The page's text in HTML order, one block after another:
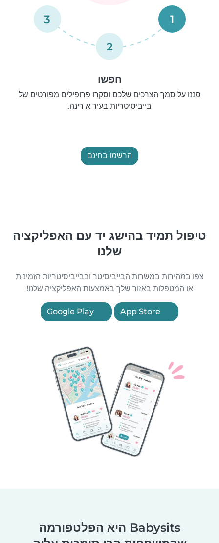
1
2
3
חפשו
סננו על סמך הצרכים שלכם וסקרו פרופילים מפורטים של
בייביסיטריות בעיר א רינה.
הרשמו בחינם
טיפול תמיד בהישג יד עם האפליקציה
שלנו
צפו במהירות במשרות הבייביסיטר ובבייביסיטריות הזמינות
או המטפלות באזור שלך באמצעות האפליקציה שלנו!
Babysits היא הפלטפורמה